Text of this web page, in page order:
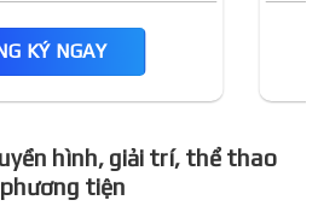
KÝ NGAY
hình, giải trí, thể thao
tiện